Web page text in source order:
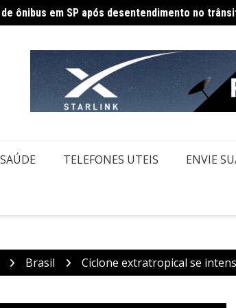
de fim de ano para servidores públicos
SAÚDE TELEFONES UTEIS ENVIE
Brasil Ciclone extratropical se